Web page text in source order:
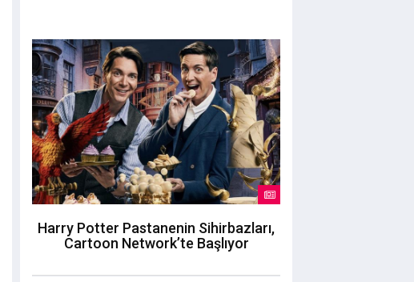
Harry Potter Pastanenin Sihirbazları,
Cartoon Network’te Başlıyor